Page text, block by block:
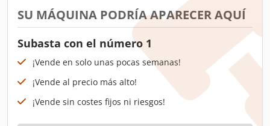
SU MÁQUINA PODRÍA APARECER AQUÍ
Subasta con el número 1
¡Vende en solo unas pocas semanas!
¡Vende al precio más alto!
¡Vende sin costes fijos ni riesgos!